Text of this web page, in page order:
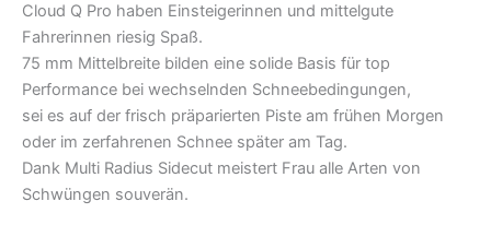
Cloud Q Pro haben Einsteigerinnen und mittelgute
Fahrerinnen riesig Spaß.
75 mm Mittelbreite bilden eine solide Basis für top
Performance bei wechselnden Schneebedingungen,
sei es auf der frisch präparierten Piste am frühen Morgen
oder im zerfahrenen Schnee später am Tag.
Dank Multi Radius Sidecut meistert Frau alle Arten von
Schwüngen souverän.